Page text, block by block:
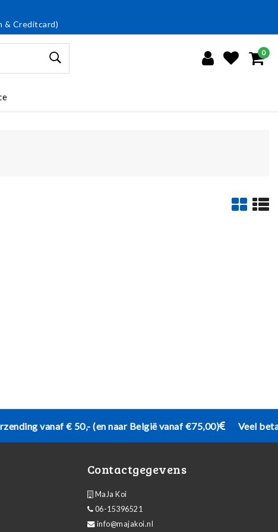
& Creditcard)
0
vanaf € 50,- (en naar België vanaf €75,00) Veel
Contactgegevens
MaJa Koi
06-15396521
info@majakoi.nl